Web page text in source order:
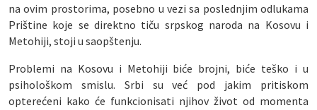
na ovim prostorima, posebno u vezi sa poslednjim odlukama
Prištine koje se direktno tiču srpskog naroda na Kosovu i
Metohiji, stoji u saopštenju.
Problemi na Kosovu i Metohiji biće brojni, biće teško i u
psihološkom smislu. Srbi su već pod jakim pritiskom
opterećeni kako će funkcionisati njihov život od momenta